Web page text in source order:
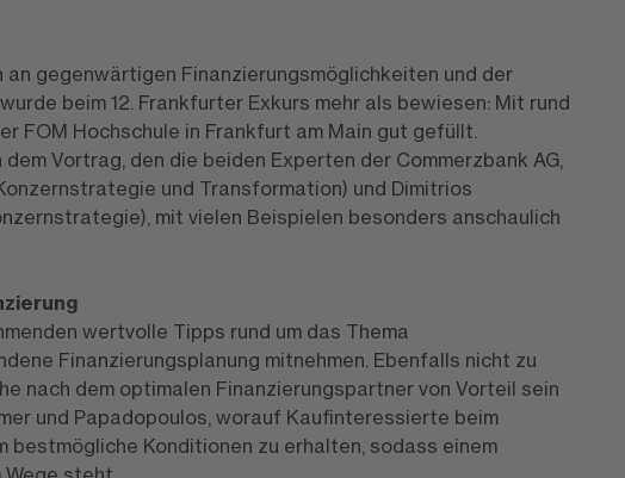
gegenwärtigen Finanzierungsmöglichkeiten und der
beim 12. Frankfurter Exkurs mehr als bewiesen: Mit rund
FOM Hochschule in Frankfurt am Main gut gefüllt.
Vortrag, den die beiden Experten der Commerzbank AG,
und Transformation) und Dimitrios
mit vielen Beispielen besonders anschaulich
wertvolle Tipps rund um das Thema
Finanzierungsplanung mitnehmen. Ebenfalls nicht zu
nach dem optimalen Finanzierungspartner von Vorteil sein
und Papadopoulos, worauf Kaufinteressierte beim
Konditionen zu erhalten, sodass einem